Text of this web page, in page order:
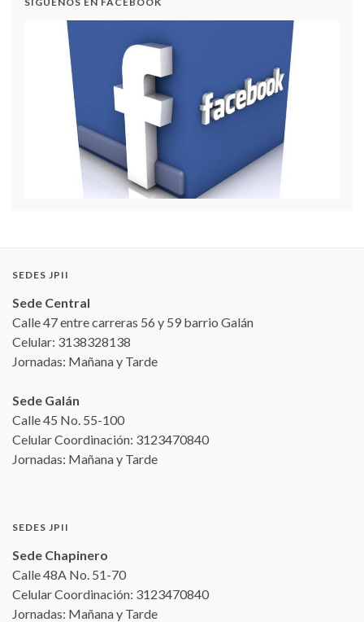
SEDES JPII
Sede Central
Calle 47 entre carreras 56 y 59 barrio Galán
Celular: 3138328138
Jornadas: Mañana y Tarde
Sede Galán
Calle 45 No. 55-100
Celular Coordinación: 3123470840
Jornadas: Mañana y Tarde
SEDES JPII
Sede Chapinero
Calle 48A No. 51-70
Celular Coordinación: 3123470840
Jornadas: Mañana y Tarde